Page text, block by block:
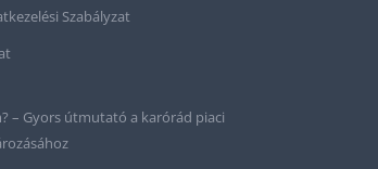
Szabályzat
– Gyors útmutató a karórád piaci